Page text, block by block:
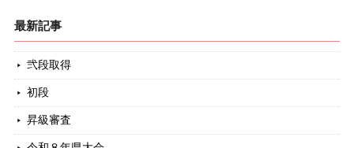
最新記事
弐段取得
初段
昇級審査